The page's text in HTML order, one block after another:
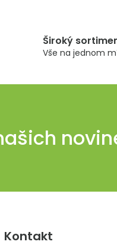
Široký
Vše na jednom
Kontakt